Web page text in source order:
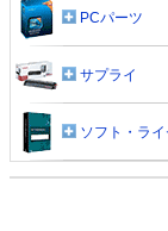
PCパーツ
サプライ
ソフト・ラ